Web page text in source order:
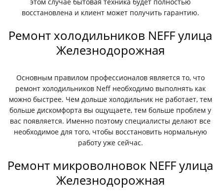
восстановлена и клиент может получить гарантию.
Ремонт холодильников NEFF улица
Железнодорожная
Основным правилом профессионалов является то, что
ремонт холодильников Neff необходимо выполнять как
можно быстрее. Чем дольше холодильник не работает, тем
больше дискомфорта вы ощущаете, тем больше проблем у
вас появляется. Именно поэтому специалисты делают все
необходимое для того, чтобы восстановить нормальную
работу уже сейчас.
Ремонт микроволновок NEFF улица
Железнодорожная